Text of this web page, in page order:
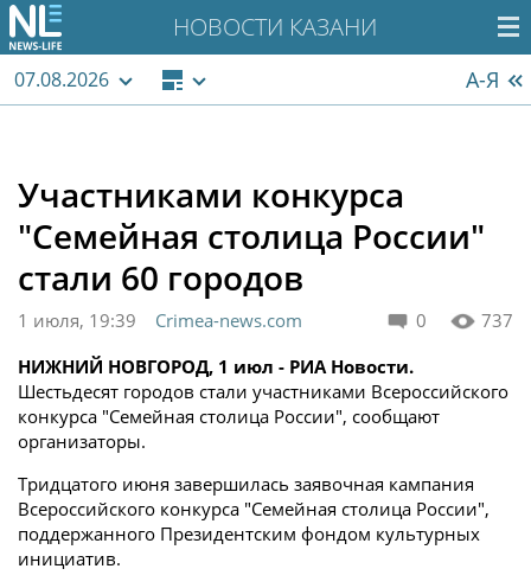
НОВОСТИ КАЗАНИ
07.08.2026 А-Я
Участниками конкурса
"Семейная столица России"
стали 60 городов
0 737
1 июля, 19:39
Crimea-news.com
НИЖНИЙ НОВГОРОД, 1 июл - РИА Новости.
Шестьдесят городов стали участниками Всероссийского
конкурса "Семейная столица России", сообщают
организаторы.
Тридцатого июня завершилась заявочная кампания
Всероссийского конкурса "Семейная столица России",
поддержанного Президентским фондом культурных
инициатив.